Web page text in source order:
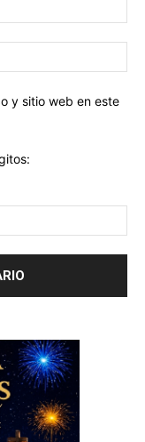
y sitio web en este